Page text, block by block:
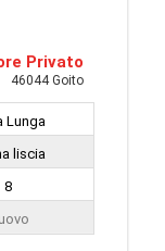
Privato
46044 Goito
Lunga
liscia
8